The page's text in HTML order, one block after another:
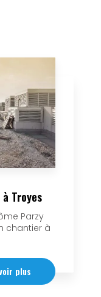
Troyes
Parzy
chantier à
plus